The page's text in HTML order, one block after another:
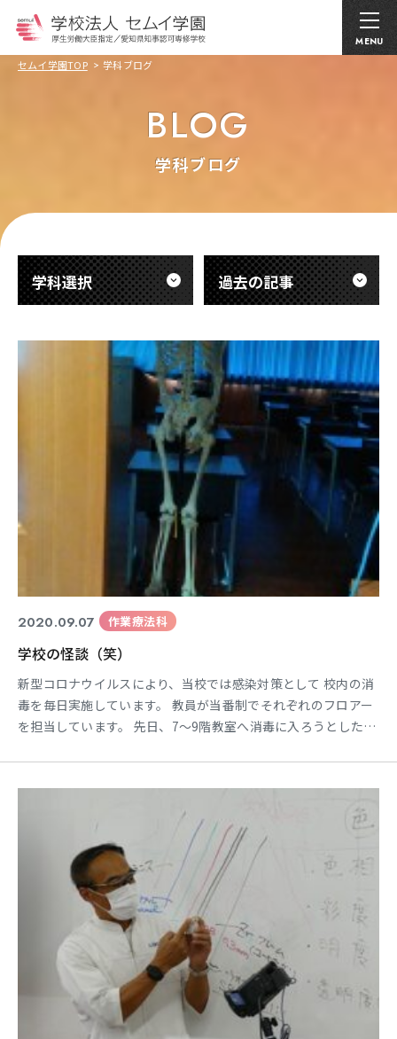
MENU
セムイ学園TOP 学科ブログ
BLOG
学科ブログ
学科選択 過去の記事
2020.09.07 作業療法科
学校の怪談（笑）
新型コロナウイルスにより、当校では感染対策として 校内の消
毒を毎日実施しています。 教員が当番制でそれぞれのフロアー
を担当しています。 先日、7～9階教室へ消毒に入ろうとした
光景ですが、 教員も時折ビックリしてしまうものです（笑） そ
して、違う部屋の消毒に回ると・・・